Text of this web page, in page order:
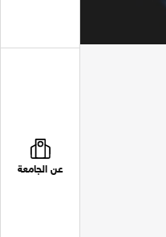
عن الجامعة